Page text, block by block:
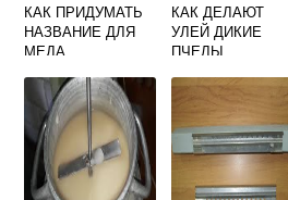
КАК ПРИДУМАТЬ
НАЗВАНИЕ ДЛЯ
МЕДА
КАК ДЕЛАЮТ
УЛЕЙ ДИКИЕ
ПЧЕЛЫ